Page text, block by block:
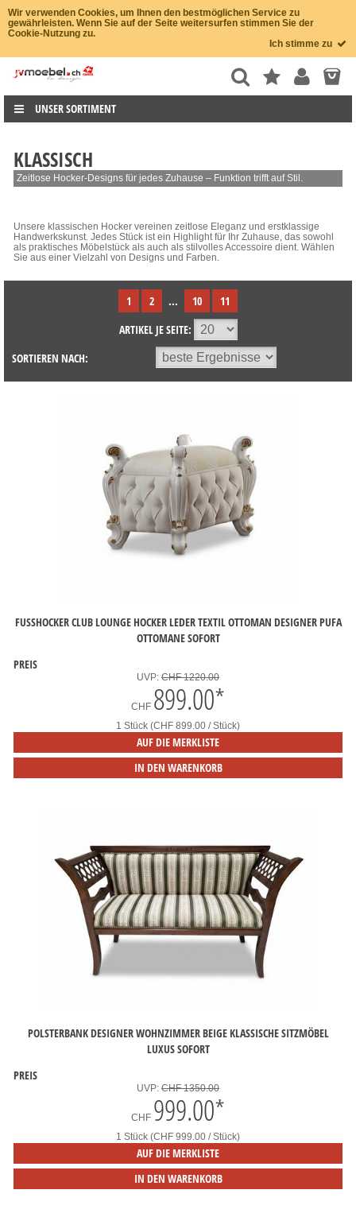
Wir verwenden Cookies, um Ihnen den bestmöglichen Service zu
gewährleisten. Wenn Sie auf der Seite weitersurfen stimmen Sie der
Cookie-Nutzung zu.
Ich stimme zu
UNSER SORTIMENT
KLASSISCH
Zeitlose Hocker-Designs für jedes Zuhause – Funktion trifft auf Stil.
Unsere klassischen Hocker vereinen zeitlose Eleganz und erstklassige
Handwerkskunst. Jedes Stück ist ein Highlight für Ihr Zuhause, das sowohl
als praktisches Möbelstück als auch als stilvolles Accessoire dient. Wählen
Sie aus einer Vielzahl von Designs und Farben.
1 2 ... 10
11
ARTIKEL JE SEITE:
SORTIEREN NACH:
FUSSHOCKER CLUB LOUNGE HOCKER LEDER TEXTIL OTTOMAN DESIGNER PUFA O
TTOMANE SOFORT
PREIS
UVP: CHF 1220.00
CHF 899.00*
1 Stück (CHF 899.00 / Stück)
AUF DIE MERKLISTE
IN DEN WARENKORB
POLSTERBANK DESIGNER WOHNZIMMER BEIGE KLASSISCHE SITZMÖBEL
LUXUS SOFORT
PREIS
UVP: CHF 1350.00
CHF 999.00*
1 Stück (CHF 999.00 / Stück)
AUF DIE MERKLISTE
IN DEN WARENKORB